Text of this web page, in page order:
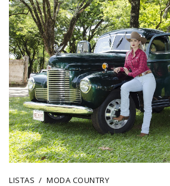
LISTAS MODA COUNTRY